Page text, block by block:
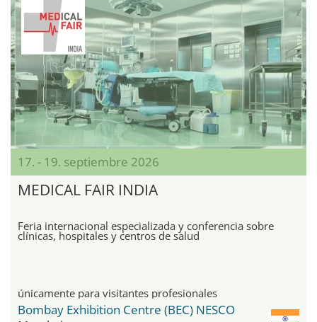
17. - 19. septiembre 2026
MEDICAL FAIR INDIA
Feria internacional especializada y conferencia sobre
clínicas, hospitales y centros de salud
únicamente para visitantes profesionales
Bombay Exhibition Centre (BEC) NESCO